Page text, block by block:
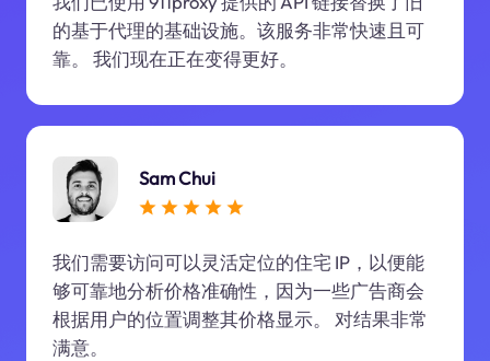
的基于代理的基础设施。该服务非常快速且可
靠。 我们现在正在变得更好。
Sam Chui
我们需要访问可以灵活定位的住宅 IP，以便能
够可靠地分析价格准确性，因为一些广告商会
根据用户的位置调整其价格显示。 对结果非常
满意。